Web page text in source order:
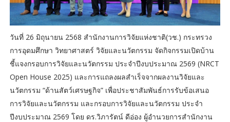
วันที่ 26 มิถุนายน 2568 สำนักงานการวิจัยแห่งชาติ(วช.) กระทรวง
การอุดมศึกษา วิทยาศาสตร์ วิจัยและนวัตกรรม จัดกิจกรรมเปิดบ้าน
ชี้แจงกรอบการวิจัยและนวัตกรรม ประจำปีงบประมาณ 2569 (NRCT
Open House 2025) และการแถลงผลสำเร็จจากผลงานวิจัยและ
นวัตกรรม “ด้านสัตว์เศรษฐกิจ” เพื่อประชาสัมพันธ์การรับข้อเสนอ
การวิจัยและนวัตกรรม และกรอบการวิจัยและนวัตกรรม ประจำ
ปีงบประมาณ 2569 โดย ดร.วิภารัตน์ ดีอ่อง ผู้อำนวยการสำนักงาน